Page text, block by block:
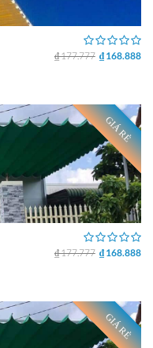
₫ 177.777 ₫ 168.888
GIÁ RẺ
₫ 177.777 ₫ 168.888
GIÁ RẺ